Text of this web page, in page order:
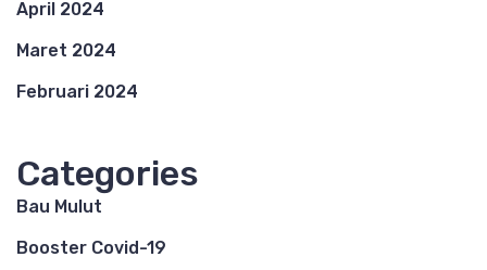
April 2024
Maret 2024
Februari 2024
Categories
Bau Mulut
Booster Covid-19